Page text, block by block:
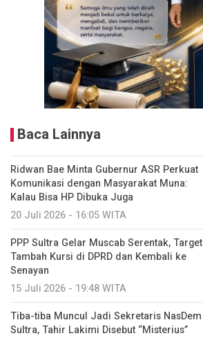
Baca Lainnya
Ridwan Bae Minta Gubernur ASR Perkuat
Komunikasi dengan Masyarakat Muna:
Kalau Bisa HP Dibuka Juga
20 Juli 2026 - 16:05 WITA
PPP Sultra Gelar Muscab Serentak, Target
Tambah Kursi di DPRD dan Kembali ke
Senayan
15 Juli 2026 - 19:48 WITA
Tiba-tiba Muncul Jadi Sekretaris NasDem
Sultra, Tahir Lakimi Disebut “Misterius”